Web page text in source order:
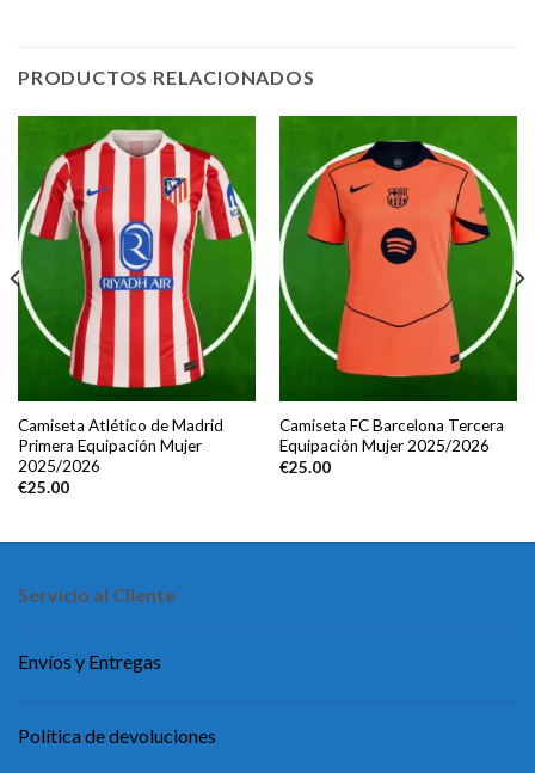
PRODUCTOS RELACIONADOS
Camiseta Atlético de Madrid
Primera Equipación Mujer
2025/2026
€25.00
Camiseta FC Barcelona Tercera
Equipación Mujer 2025/2026
€25.00
Servicio al Cliente
Envíos y Entregas
Política de devoluciones